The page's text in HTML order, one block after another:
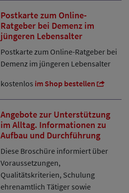
Postkarte zum Online-
Ratgeber bei Demenz im
jüngeren Lebensalter
Postkarte zum Online-Ratgeber bei
Demenz im jüngeren Lebensalter
kostenlos im Shop bestellen
Angebote zur Unterstützung
im Alltag. Informationen zu
Aufbau und Durchführung
Diese Broschüre informiert über
Voraussetzungen,
Qualitätskriterien, Schulung
ehrenamtlich Tätiger sowie